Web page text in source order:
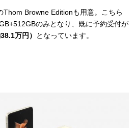
Thom Browne Editionも用意。こちら
のみとなり、既に予約受付が
万円） となっています。